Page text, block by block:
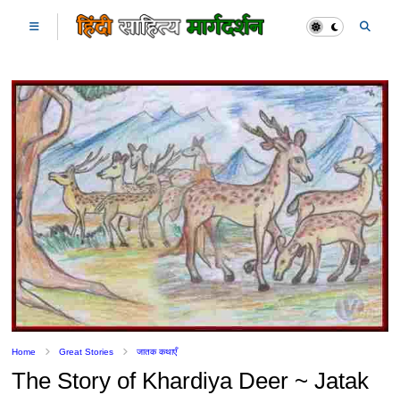
Home Great Stories जातक कथाएँ
The Story of Khardiya Deer ~ Jatak